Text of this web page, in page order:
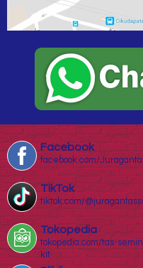
Facebook
facebook.com/
TikTok
tiktok.com/
Tokopedia
tokopedia.com/tas-
kit